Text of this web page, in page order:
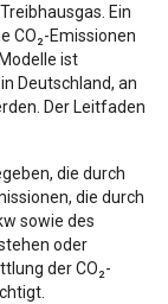
Ein
CO₂-Emissionen
ist
Deutschland, an
Der Leitfaden
die durch
die durch
sowie des
oder
der CO₂-